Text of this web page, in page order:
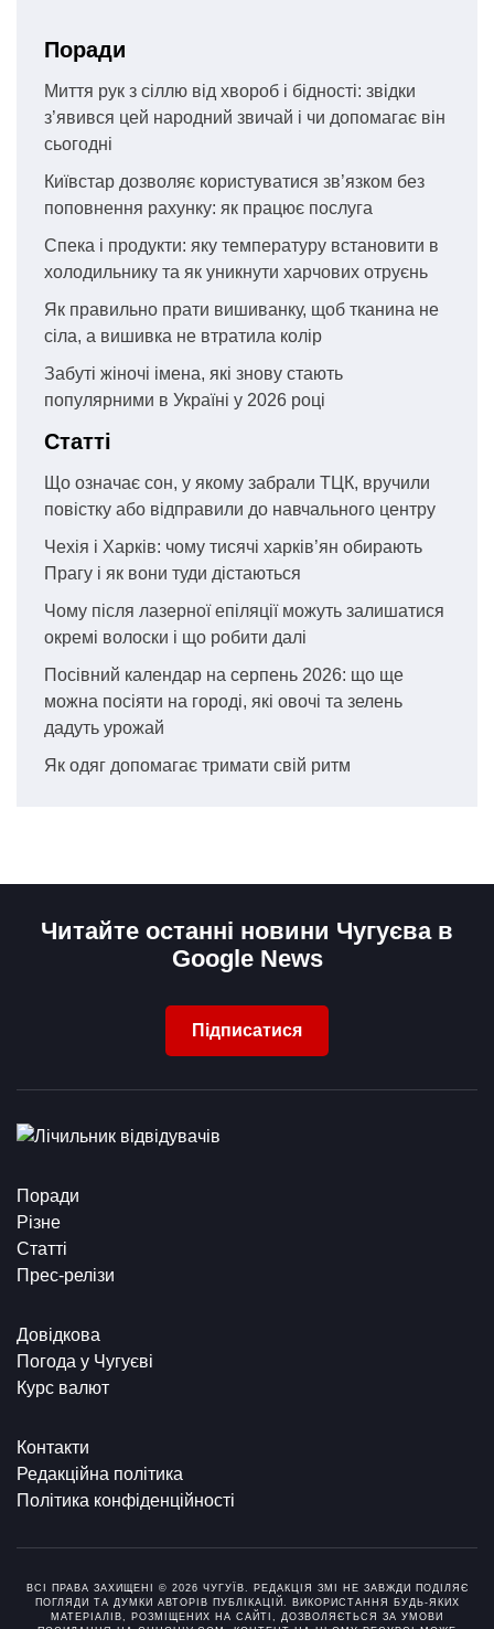
Поради
Миття рук з сіллю від хвороб і бідності: звідки
з’явився цей народний звичай і чи допомагає він
сьогодні
Київстар дозволяє користуватися зв’язком без
поповнення рахунку: як працює послуга
Спека і продукти: яку температуру встановити в
холодильнику та як уникнути харчових отруєнь
Як правильно прати вишиванку, щоб тканина не
сіла, а вишивка не втратила колір
Забуті жіночі імена, які знову стають
популярними в Україні у 2026 році
Статті
Що означає сон, у якому забрали ТЦК, вручили
повістку або відправили до навчального центру
Чехія і Харків: чому тисячі харків’ян обирають
Прагу і як вони туди дістаються
Чому після лазерної епіляції можуть залишатися
окремі волоски і що робити далі
Посівний календар на серпень 2026: що ще
можна посіяти на городі, які овочі та зелень
дадуть урожай
Як одяг допомагає тримати свій ритм
Читайте останні новини Чугуєва в
Google News
Підписатися
Поради
Різне
Статті
Прес-релізи
Довідкова
Погода у Чугуєві
Курс валют
Контакти
Редакційна політика
Політика конфіденційності
ВСІ ПРАВА ЗАХИЩЕНІ © 2026 ЧУГУЇВ. РЕДАКЦІЯ ЗМІ НЕ ЗАВЖДИ ПОДІЛЯЄ
ПОГЛЯДИ ТА ДУМКИ АВТОРІВ ПУБЛІКАЦІЙ. ВИКОРИСТАННЯ БУДЬ-ЯКИХ
МАТЕРІАЛІВ, РОЗМІЩЕНИХ НА САЙТІ, ДОЗВОЛЯЄТЬСЯ ЗА УМОВИ